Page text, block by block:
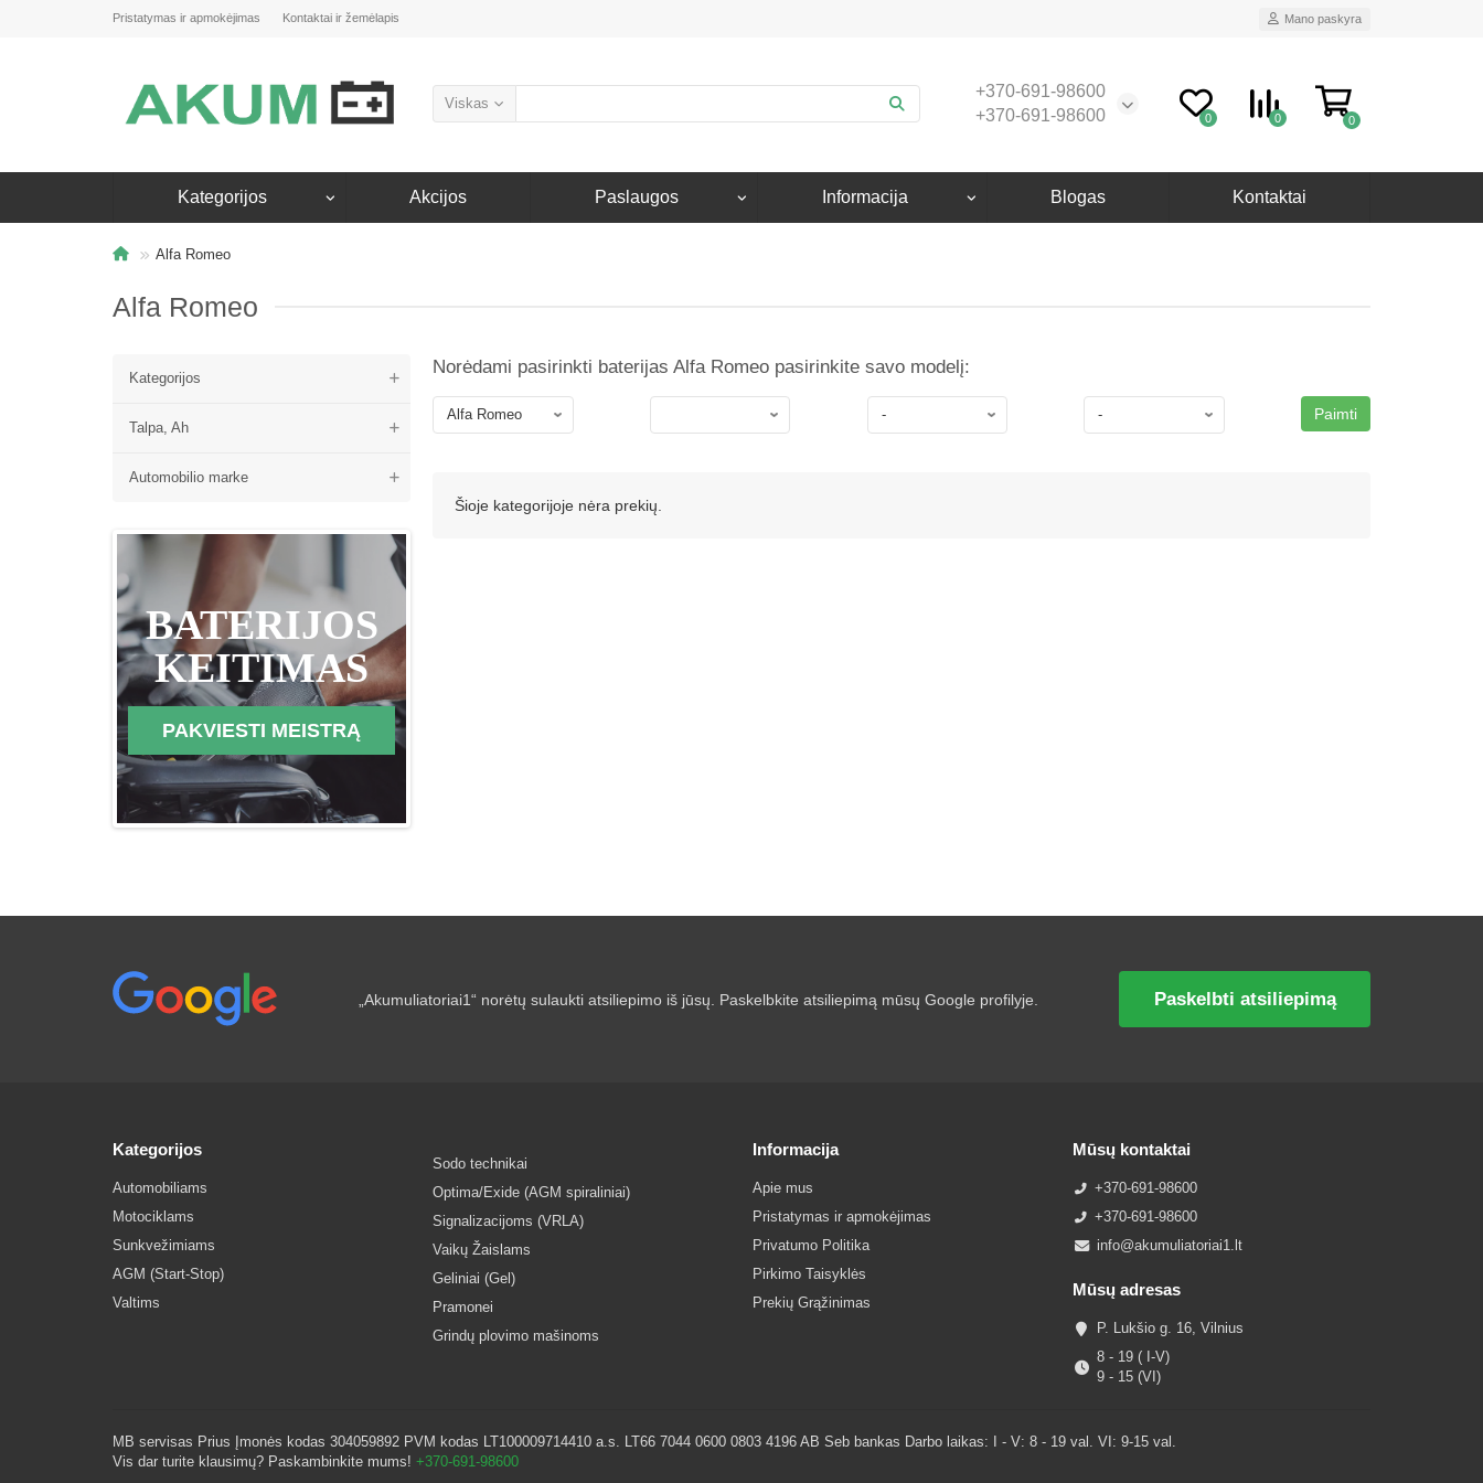
Pristatymas ir apmokėjimas Kontaktai ir žemėlapis Mano paskyra
Viskas
+370-691-98600
+370-691-98600
0 0 0
Kategorijos Akcijos Paslaugos Informacija Blogas Kontaktai
Alfa Romeo
Alfa Romeo
Kategorijos
Talpa, Ah
Automobilio marke
BATERIJOS
KEITIMAS
PAKVIESTI MEISTRĄ
Norėdami pasirinkti baterijas Alfa Romeo pasirinkite savo modelį:
Paimti
Šioje kategorijoje nėra prekių.
„Akumuliatoriai1“ norėtų sulaukti atsiliepimo iš jūsų. Paskelbkite atsiliepimą mūsų Google profilyje. Paskelbti atsiliepimą
Kategorijos
Automobiliams
Motociklams
Sunkvežimiams
AGM (Start-Stop)
Valtims
Sodo technikai
Optima/Exide (AGM spiraliniai)
Signalizacijoms (VRLA)
Vaikų Žaislams
Geliniai (Gel)
Pramonei
Grindų plovimo mašinoms
Informacija
Apie mus
Pristatymas ir apmokėjimas
Privatumo Politika
Pirkimo Taisyklės
Prekių Grąžinimas
Mūsų kontaktai
+370-691-98600
+370-691-98600
info@akumuliatoriai1.lt
Mūsų adresas
P. Lukšio g. 16, Vilnius
8 - 19 ( I-V)
9 - 15 (VI)
MB servisas Prius Įmonės kodas 304059892 PVM kodas LT100009714410 a.s. LT66 7044 0600 0803 4196 AB Seb bankas Darbo laikas: I - V: 8 - 19 val. VI: 9-15 val.
Vis dar turite klausimų? Paskambinkite mums! +370-691-98600